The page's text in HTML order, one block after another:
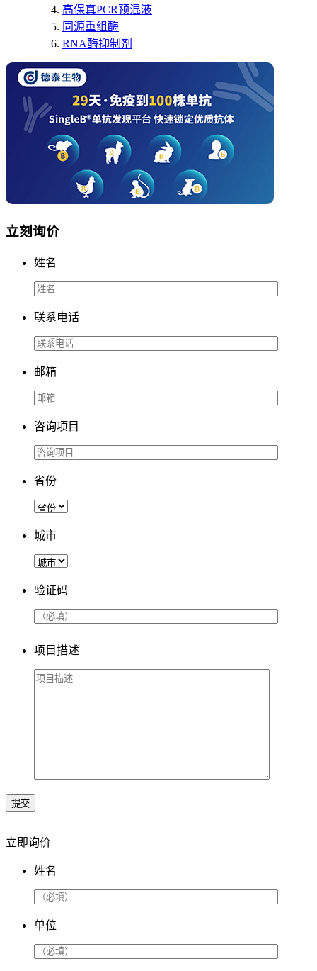
高保真PCR预混液
同源重组酶
RNA酶抑制剂
立刻询价
姓名
联系电话
邮箱
咨询项目
省份
城市
验证码
项目描述
提交
立即询价
姓名
单位